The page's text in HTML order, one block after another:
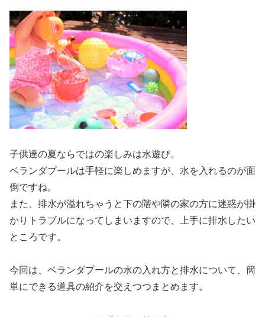
子供達の夏ならではの楽しみは水遊び。
ベランダプールは手軽に楽しめますが、水を入れるのが面
倒ですね。
また、排水が溢れちゃうと下の階や隣の家の方に迷惑が掛
かりトラブルになってしまいますので、上手に排水したい
ところです。
今回は、ベランダプールの水の入れ方と排水について、簡
単にできる道具の紹介を交えつつまとめます。